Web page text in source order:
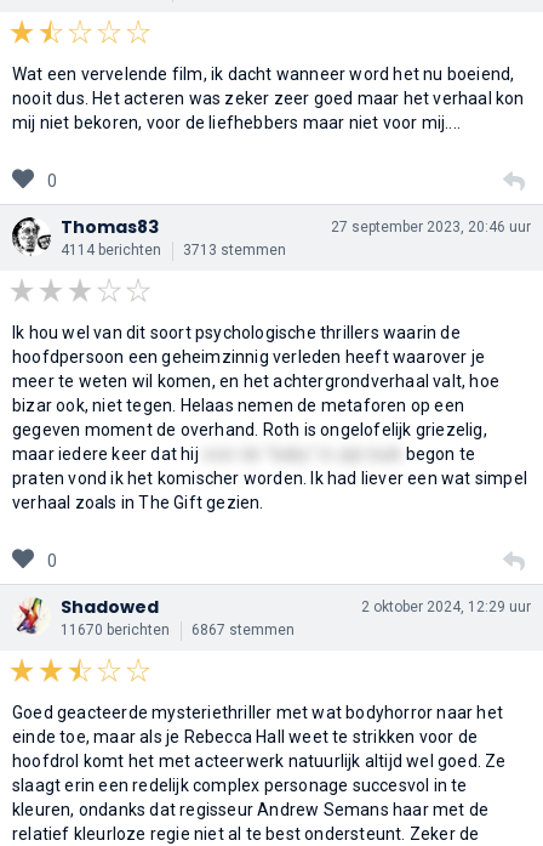
Wat een vervelende film, ik dacht wanneer word het nu boeiend,
nooit dus. Het acteren was zeker zeer goed maar het verhaal kon
mij niet bekoren, voor de liefhebbers maar niet voor mij....
0
Thomas83
4114 berichten 3713 stemmen
27 september 2023, 20:46 uur
Ik hou wel van dit soort psychologische thrillers waarin de
hoofdpersoon een geheimzinnig verleden heeft waarover je
meer te weten wil komen, en het achtergrondverhaal valt, hoe
bizar ook, niet tegen. Helaas nemen de metaforen op een
gegeven moment de overhand. Roth is ongelofelijk griezelig,
maar iedere keer dat hij
begon te
praten vond ik het komischer worden. Ik had liever een wat simpel
verhaal zoals in The Gift gezien.
0
Shadowed
11670 berichten 6867 stemmen
2 oktober 2024, 12:29 uur
Goed geacteerde mysteriethriller met wat bodyhorror naar het
einde toe, maar als je Rebecca Hall weet te strikken voor de
hoofdrol komt het met acteerwerk natuurlijk altijd wel goed. Ze
slaagt erin een redelijk complex personage succesvol in te
kleuren, ondanks dat regisseur Andrew Semans haar met de
relatief kleurloze regie niet al te best ondersteunt. Zeker de